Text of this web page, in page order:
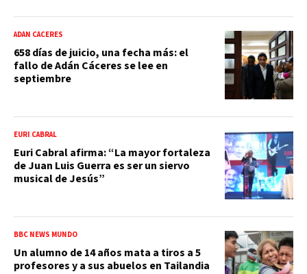
ADÁN CÁCERES
658 días de juicio, una fecha más: el
fallo de Adán Cáceres se lee en
septiembre
EURI CABRAL
Euri Cabral afirma: “La mayor fortaleza
de Juan Luis Guerra es ser un siervo
musical de Jesús”
BBC NEWS MUNDO
Un alumno de 14 años mata a tiros a 5
profesores y a sus abuelos en Tailandia